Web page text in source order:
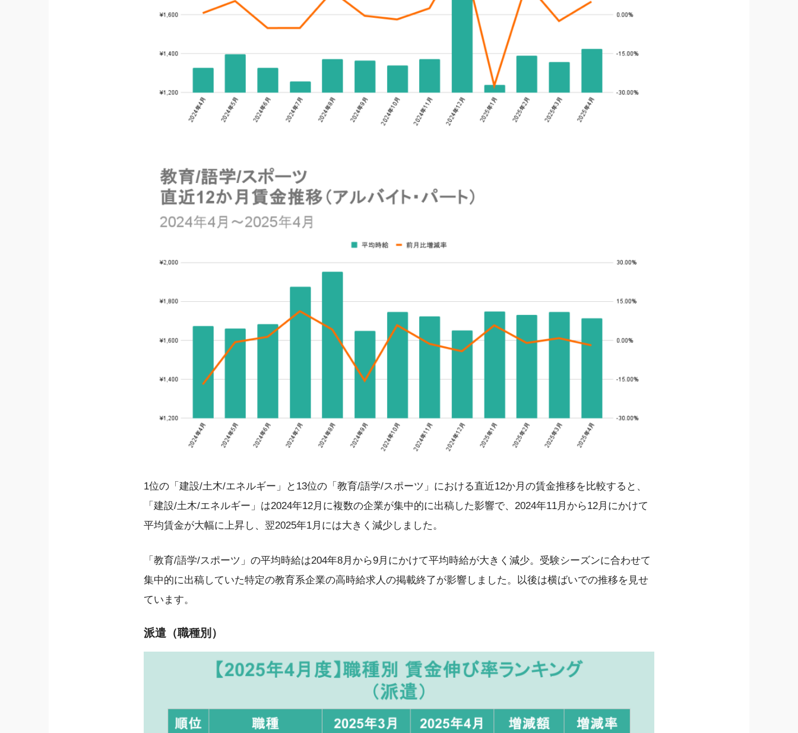
1位の「建設/土木/エネルギー」と13位の「教育/語学/スポーツ」における直近12か月の賃金推移を比較すると、
「建設/土木/エネルギー」は2024年12月に複数の企業が集中的に出稿した影響で、2024年11月から12月にかけて
平均賃金が大幅に上昇し、翌2025年1月には大きく減少しました。
「教育/語学/スポーツ」の平均時給は204年8月から9月にかけて平均時給が大きく減少。受験シーズンに合わせて
集中的に出稿していた特定の教育系企業の高時給求人の掲載終了が影響しました。以後は横ばいでの推移を見せ
ています。
派遣（職種別）